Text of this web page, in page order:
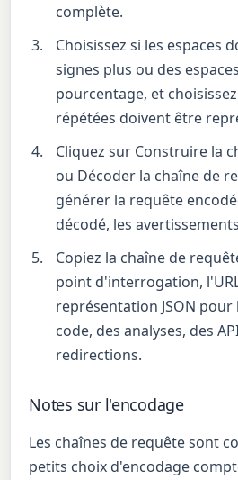
complète.
Choisissez si les espaces
signes plus ou des
pourcentage, et
répétées doivent être
Cliquez sur Construire la
ou Décoder la chaîne de
générer la requête
décodé, les
Copiez la chaîne de
point d'interrogation,
représentation JSON
code, des analyses, des
redirections.
Notes sur l'encodage
Les chaînes de requête sont
petits choix d'encodage